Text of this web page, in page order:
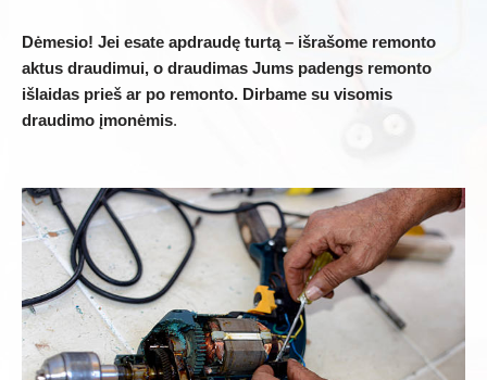
Dėmesio! Jei esate apdraudę turtą – išrašome remonto
aktus draudimui, o draudimas Jums padengs remonto
išlaidas prieš ar po remonto. Dirbame su visomis
draudimo įmonėmis.